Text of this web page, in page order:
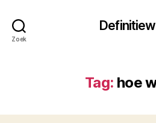
Zoek
Tag: hoe